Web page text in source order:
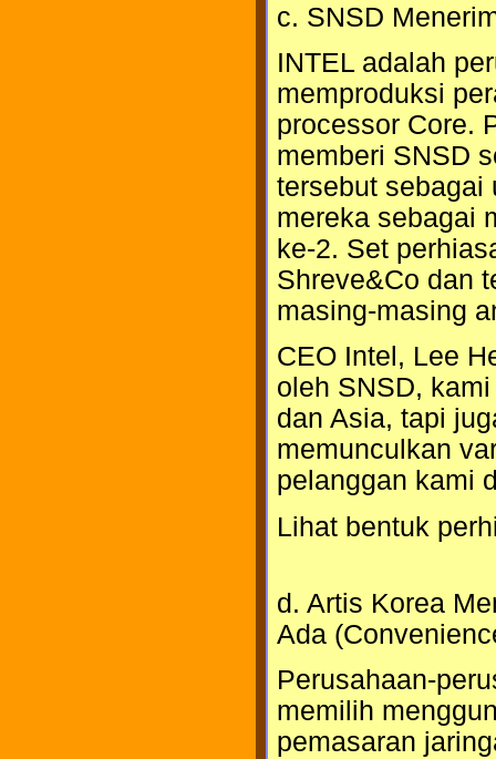
c. SNSD
INTEL adalah
memproduksi
processor Core.
memberi SNSD
tersebut sebagai
mereka sebagai
ke-2. Set
Shreve&Co dan
masing-masing
CEO Intel, Lee
oleh SNSD,
dan Asia, tapi
memunculkan
pelanggan kami
Lihat bentuk
d. Artis Korea
Ada
Perusahaan-
memilih
pemasaran